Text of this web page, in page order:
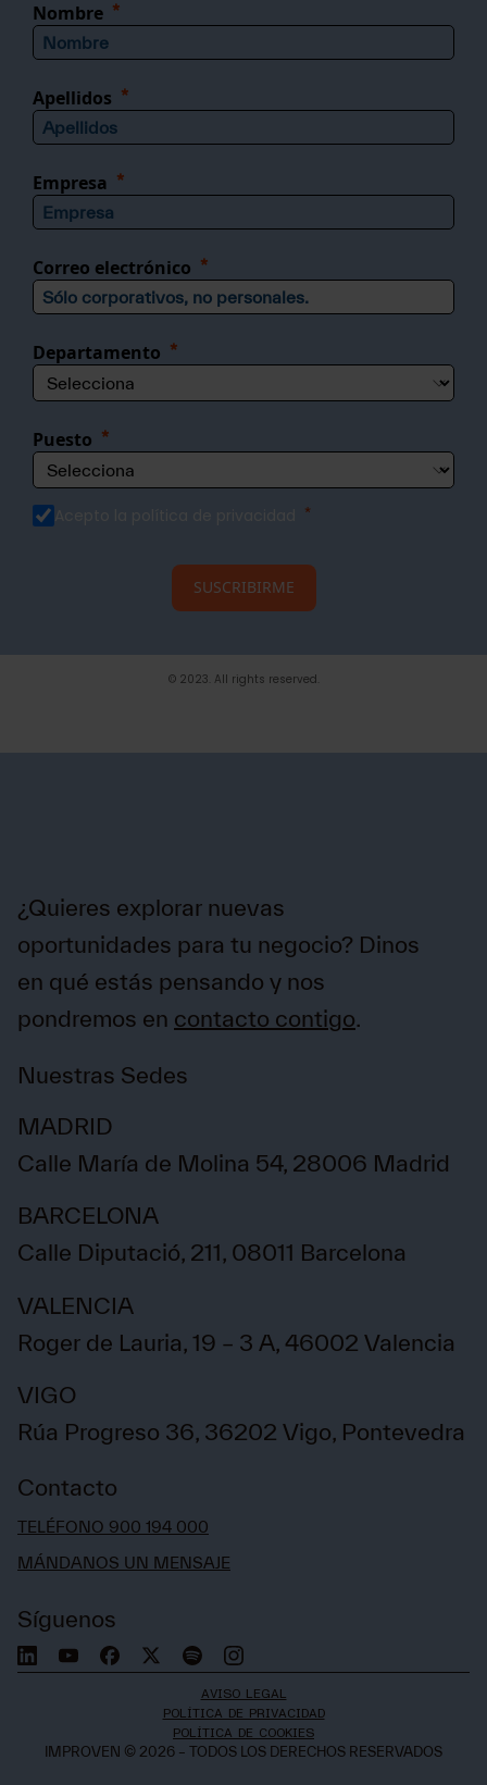
Nombre
Apellidos
Empresa
Correo electrónico
Departamento
Puesto
SUSCRIBIRME
© 2023. All rights reserved.
¿Quieres explorar nuevas
oportunidades para tu negocio? Dinos
en qué estás pensando y nos
pondremos en contacto contigo.
Nuestras Sedes
MADRID
Calle María de Molina 54, 28006 Madrid
BARCELONA
Calle Diputació, 211, 08011 Barcelona
VALENCIA
Roger de Lauria, 19 – 3 A, 46002 Valencia
VIGO
Rúa Progreso 36, 36202 Vigo, Pontevedra
Contacto
TELÉFONO 900 194 000
MÁNDANOS UN MENSAJE
Síguenos
IMPROVEN © 2026 – TODOS LOS DERECHOS RESERVADOS
AVISO LEGAL
POLÍTICA DE PRIVACIDAD
POLÍTICA DE COOKIES